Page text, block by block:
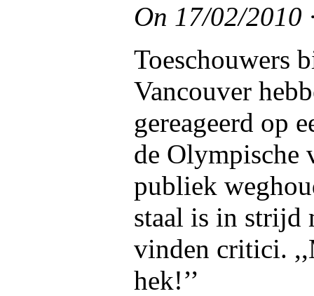
On 17/02/2010
Toeschouwers
Vancouver
gereageerd op
de Olympische
publiek
staal is in strijd
vinden critici.
hek!’’